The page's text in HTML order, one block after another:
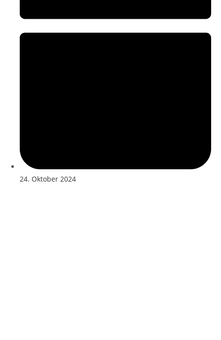
24. Oktober 2024